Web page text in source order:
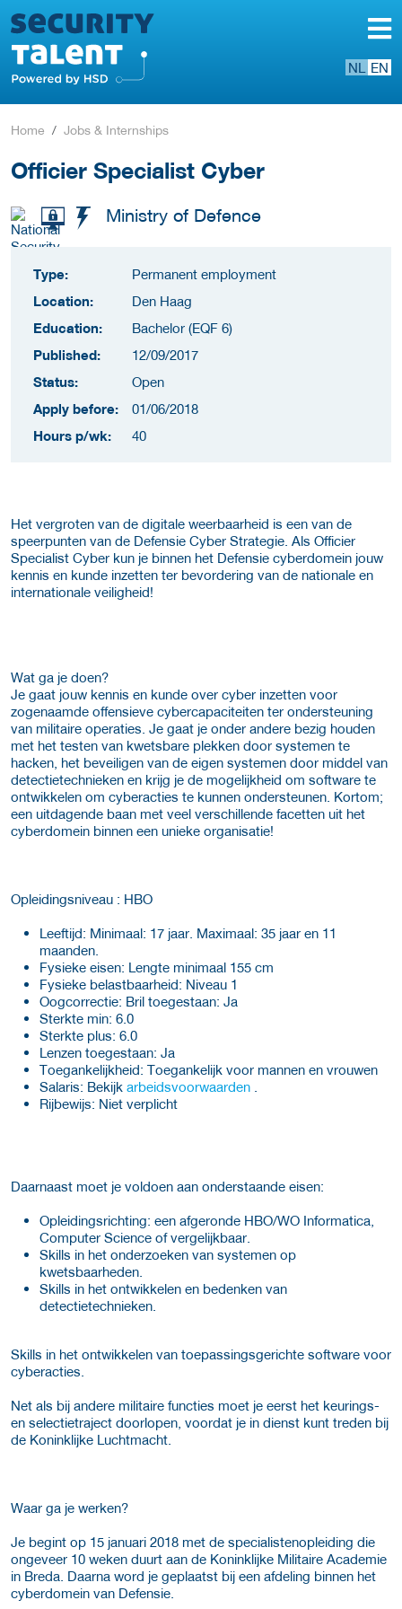
NL EN
Home Jobs & Internships
Officier Specialist Cyber
Ministry of Defence
Type:
Permanent employment
Location:
Den Haag
Education:
Bachelor (EQF 6)
Published:
12/09/2017
Status:
Open
Apply before:
01/06/2018
Hours p/wk:
40
Het vergroten van de digitale weerbaarheid is een van de
speerpunten van de Defensie Cyber Strategie. Als Officier
Specialist Cyber kun je binnen het Defensie cyberdomein jouw
kennis en kunde inzetten ter bevordering van de nationale en
internationale veiligheid!
Wat ga je doen?
Je gaat jouw kennis en kunde over cyber inzetten voor
zogenaamde offensieve cybercapaciteiten ter ondersteuning
van militaire operaties. Je gaat je onder andere bezig houden
met het testen van kwetsbare plekken door systemen te
hacken, het beveiligen van de eigen systemen door middel van
detectietechnieken en krijg je de mogelijkheid om software te
ontwikkelen om cyberacties te kunnen ondersteunen. Kortom;
een uitdagende baan met veel verschillende facetten uit het
cyberdomein binnen een unieke organisatie!
Opleidingsniveau : HBO
Leeftijd: Minimaal: 17 jaar. Maximaal: 35 jaar en 11
maanden.
Fysieke eisen: Lengte minimaal 155 cm
Fysieke belastbaarheid: Niveau 1
Oogcorrectie: Bril toegestaan: Ja
Sterkte min: 6.0
Sterkte plus: 6.0
Lenzen toegestaan: Ja
Toegankelijkheid: Toegankelijk voor mannen en vrouwen
Salaris: Bekijk arbeidsvoorwaarden
Rijbewijs: Niet verplicht
Daarnaast moet je voldoen aan onderstaande eisen:
Opleidingsrichting: een afgeronde HBO/WO Informatica,
Computer Science of vergelijkbaar.
Skills in het onderzoeken van systemen op
kwetsbaarheden.
Skills in het ontwikkelen en bedenken van
detectietechnieken.
Skills in het ontwikkelen van toepassingsgerichte software voor
cyberacties.
Net als bij andere militaire functies moet je eerst het keurings-
en selectietraject doorlopen, voordat je in dienst kunt treden bij
de Koninklijke Luchtmacht.
Waar ga je werken?
Je begint op 15 januari 2018 met de specialistenopleiding die
ongeveer 10 weken duurt aan de Koninklijke Militaire Academie
in Breda. Daarna word je geplaatst bij een afdeling binnen het
cyberdomein van Defensie.